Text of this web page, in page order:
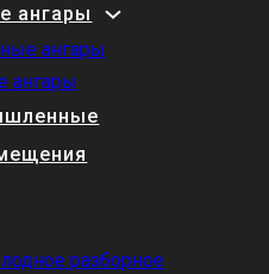
ангары
ангары
ангары
разборное